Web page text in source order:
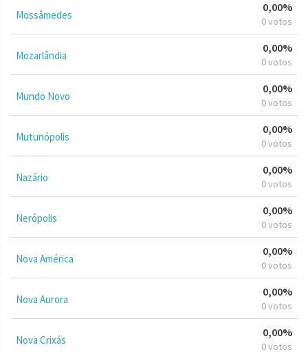
Mossâmedes
0,00%
0 votos
Mozarlândia
0,00%
0 votos
Mundo Novo
0,00%
0 votos
Mutunópolis
0,00%
0 votos
Nazário
0,00%
0 votos
Nerópolis
0,00%
0 votos
Nova América
0,00%
0 votos
Nova Aurora
0,00%
0 votos
Nova Crixás
0,00%
0 votos